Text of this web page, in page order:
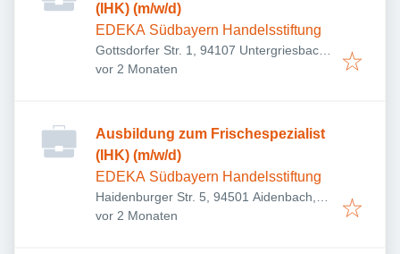
(IHK) (m/w/d)
EDEKA Südbayern Handelsstiftung
Gottsdorfer Str. 1, 94107 Untergriesbach,
Deutschland
Veröffentlicht:
vor 2 Monaten
Ausbildung zum Frischespezialist
(IHK) (m/w/d)
EDEKA Südbayern Handelsstiftung
Haidenburger Str. 5, 94501 Aidenbach,
Deutschland
Veröffentlicht:
vor 2 Monaten